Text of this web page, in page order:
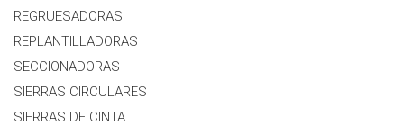
REGRUESADORAS
REPLANTILLADORAS
SECCIONADORAS
SIERRAS CIRCULARES
SIERRAS DE CINTA